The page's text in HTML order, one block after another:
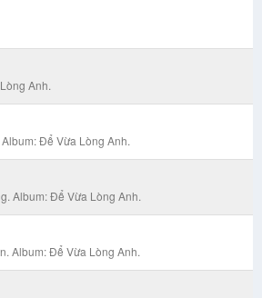
Anh.
Album: Để Vừa Lòng Anh.
Album: Để Vừa Lòng Anh.
Album: Để Vừa Lòng Anh.